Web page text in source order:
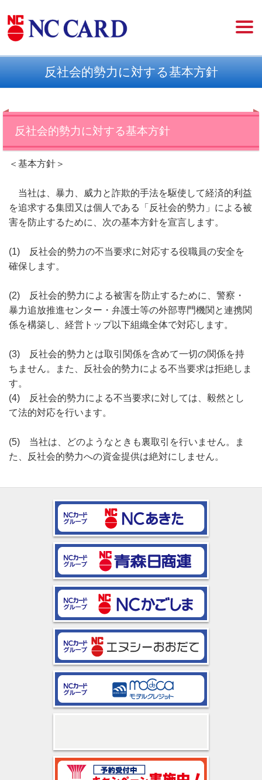
反社会的勢力に対する基本方針
反社会的勢力に対する基本方針
＜基本方針＞
当社は、暴力、威力と詐欺的手法を駆使して経済的利益
を追求する集団又は個人である「反社会的勢力」による被
害を防止するために、次の基本方針を宣言します。
(1) 反社会的勢力の不当要求に対応する役職員の安全を
確保します。
(2) 反社会的勢力による被害を防止するために、警察・
暴力追放推進センター・弁護士等の外部専門機関と連携関
係を構築し、経営トップ以下組織全体で対応します。
(3) 反社会的勢力とは取引関係を含めて一切の関係を持
ちません。また、反社会的勢力による不当要求は拒絶しま
す。
(4) 反社会的勢力による不当要求に対しては、毅然とし
て法的対応を行います。
(5) 当社は、どのようなときも裏取引を行いません。ま
た、反社会的勢力への資金提供は絶対にしません。